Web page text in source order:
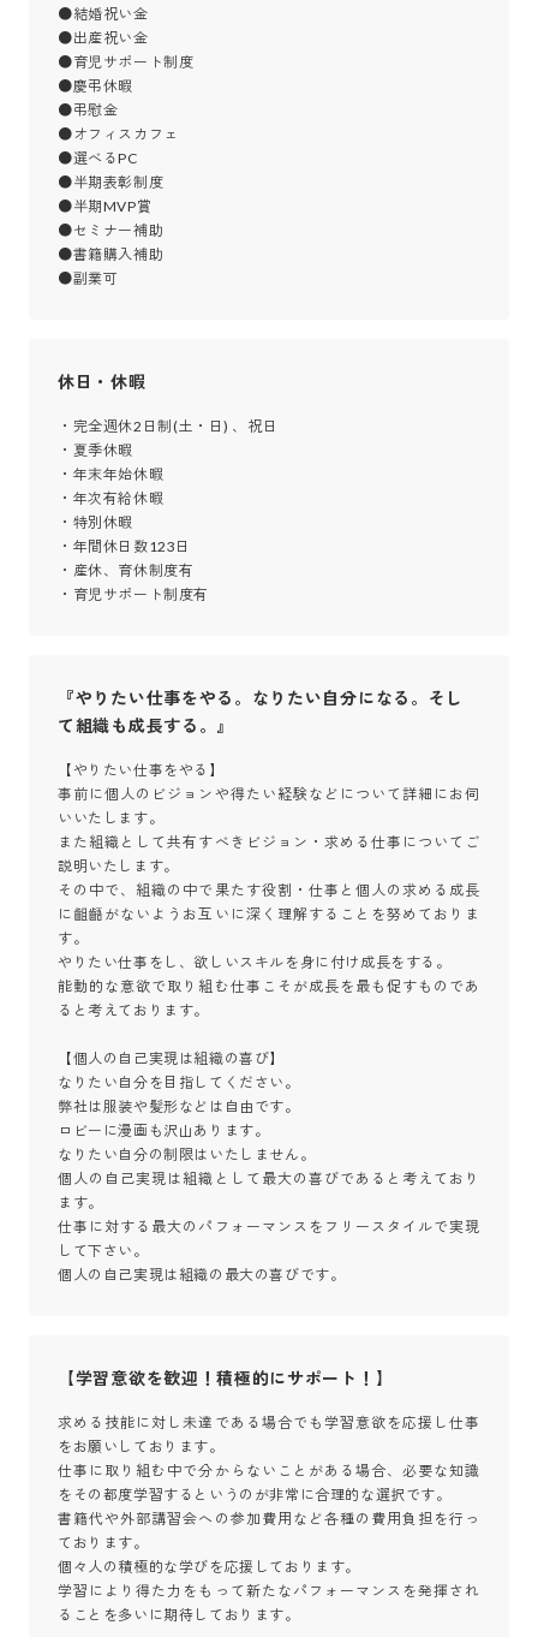
●結婚祝い金
●出産祝い金
●育児サポート制度
●慶弔休暇
●弔慰金
●オフィスカフェ
●選べるPC
●半期表彰制度
●半期MVP賞
●セミナー補助
●書籍購入補助
●副業可
休日・休暇
・完全週休2日制(土・日) 、祝日
・夏季休暇
・年末年始休暇
・年次有給休暇
・特別休暇
・年間休日数123日
・産休、育休制度有
・育児サポート制度有
『やりたい仕事をやる。なりたい自分になる。そし
て組織も成長する。』
【やりたい仕事をやる】
事前に個人のビジョンや得たい経験などについて詳細にお伺
いいたします。
また組織として共有すべきビジョン・求める仕事についてご
説明いたします。
その中で、組織の中で果たす役割・仕事と個人の求める成長
に齟齬がないようお互いに深く理解することを努めておりま
す。
やりたい仕事をし、欲しいスキルを身に付け成長をする。
能動的な意欲で取り組む仕事こそが成長を最も促すものであ
ると考えております。
【個人の自己実現は組織の喜び】
なりたい自分を目指してください。
弊社は服装や髪形などは自由です。
ロビーに漫画も沢山あります。
なりたい自分の制限はいたしません。
個人の自己実現は組織として最大の喜びであると考えており
ます。
仕事に対する最大のパフォーマンスをフリースタイルで実現
して下さい。
個人の自己実現は組織の最大の喜びです。
【学習意欲を歓迎！積極的にサポート！】
求める技能に対し未達である場合でも学習意欲を応援し仕事
をお願いしております。
仕事に取り組む中で分からないことがある場合、必要な知識
をその都度学習するというのが非常に合理的な選択です。
書籍代や外部講習会への参加費用など各種の費用負担を行っ
ております。
個々人の積極的な学びを応援しております。
学習により得た力をもって新たなパフォーマンスを発揮され
ることを多いに期待しております。